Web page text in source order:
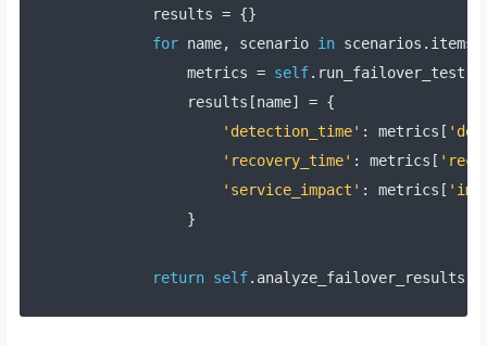
        results
= {}
for name, scenario in scenarios . items
            metrics
= self. run_failover_test
            results
[name] = {
'detection_time' : metrics [
'recovery_time' : metrics [
'service_impact' : metrics [
}
return self. analyze_failover_results